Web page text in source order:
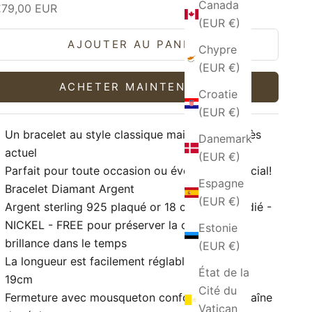
Canada
(EUR €)
Chypre
(EUR €)
Croatie
(EUR €)
Danemark
(EUR €)
Espagne
(EUR €)
Estonie
(EUR €)
État de la
Cité du
Vatican
de vente
EUR
AJOUTER AU PANIER
ACHETER MAINTENANT
Un bracelet au style classique mais toujours très
actuel
Parfait pour toute occasion ou événement spécial!
Bracelet Diamant Argent
Argent sterling 925 plaqué or 18 carats et rhodié -
NICKEL - FREE pour préserver la couleur et la
brillance dans le temps
La longueur est facilement réglable de 17cm à
19cm
Fermeture avec mousqueton confortable et chaîne